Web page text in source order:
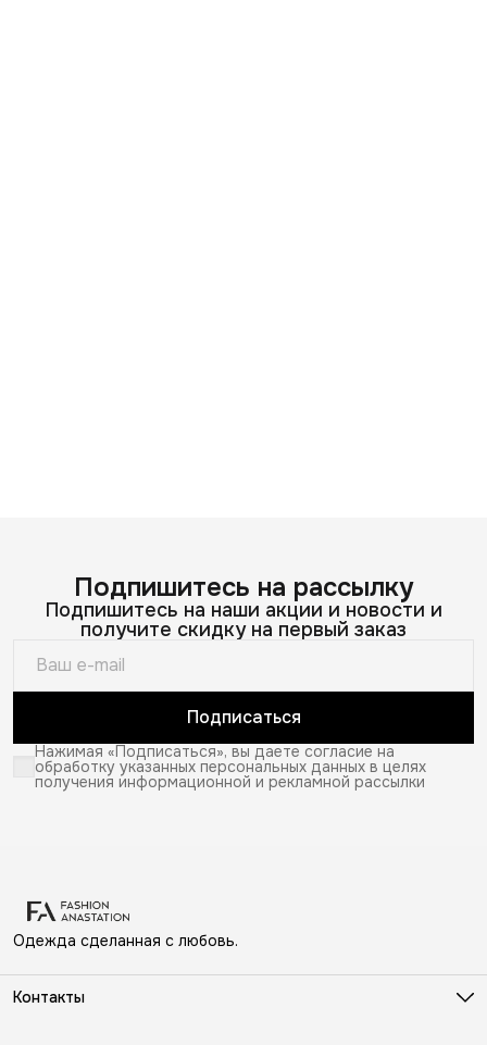
Подпишитесь на рассылку
Подпишитесь на наши акции и новости и
получите скидку на первый заказ
Подписаться
Нажимая «Подписаться», вы даете согласие на
обработку указанных персональных данных в целях
получения информационной и рекламной рассылки
Одежда сделанная с любовь.
Контакты